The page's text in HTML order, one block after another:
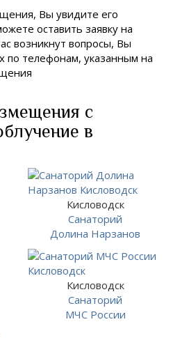
Вы увидите его
оставить заявку на
возникнут вопросы, Вы
по телефонам, указанным на
с
в
Кисловодск
Санаторий
Долина Нарзанов
Кисловодск
Санаторий
МЧС России